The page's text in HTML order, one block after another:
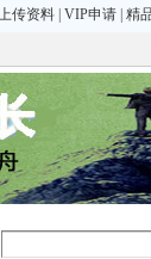
传资料 VIP申请 精